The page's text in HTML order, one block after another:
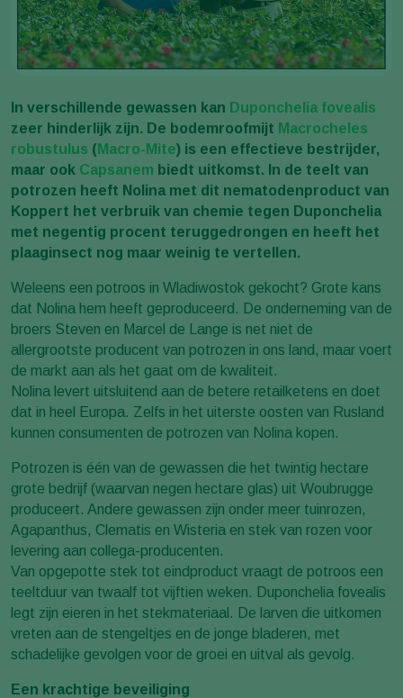
In verschillende gewassen kan Duponchelia fovealis
zeer hinderlijk zijn. De bodemroofmijt Macrocheles
robustulus ( Macro-Mite) is een effectieve bestrijder,
maar ook Capsanem biedt uitkomst. In de teelt van
potrozen heeft Nolina met dit nematodenproduct van
Koppert het verbruik van chemie tegen Duponchelia
met negentig procent teruggedrongen en heeft het
plaaginsect nog maar weinig te vertellen.
Weleens een potroos in Wladiwostok gekocht? Grote kans
dat Nolina hem heeft geproduceerd. De onderneming van de
broers Steven en Marcel de Lange is net niet de
allergrootste producent van potrozen in ons land, maar voert
de markt aan als het gaat om de kwaliteit.
Nolina levert uitsluitend aan de betere retailketens en doet
dat in heel Europa. Zelfs in het uiterste oosten van Rusland
kunnen consumenten de potrozen van Nolina kopen.
Potrozen is één van de gewassen die het twintig hectare
grote bedrijf (waarvan negen hectare glas) uit Woubrugge
produceert. Andere gewassen zijn onder meer tuinrozen,
Agapanthus, Clematis en Wisteria en stek van rozen voor
levering aan collega-producenten.
Van opgepotte stek tot eindproduct vraagt de potroos een
teeltduur van twaalf tot vijftien weken. Duponchelia fovealis
legt zijn eieren in het stekmateriaal. De larven die uitkomen
vreten aan de stengeltjes en de jonge bladeren, met
schadelijke gevolgen voor de groei en uitval als gevolg.
Een krachtige beveiliging